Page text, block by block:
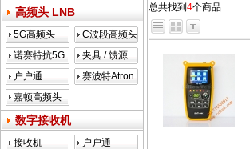
高频头 LNB
5G高频头
C波段高频头
诺赛特抗5G
夹具 / 馈源
户户通
赛波特Atron
嘉顿高频头
数字接收机
接收机
户户通
总共找到 4个商品